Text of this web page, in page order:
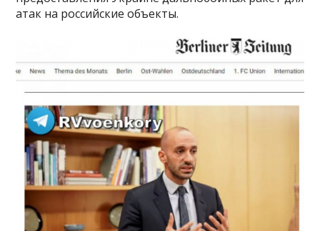
атак на российские объекты.